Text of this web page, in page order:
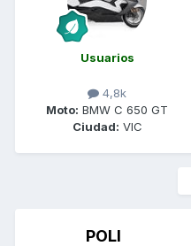
Usuarios
4,8k
Moto: BMW C 650 GT
Ciudad: VIC
POLI